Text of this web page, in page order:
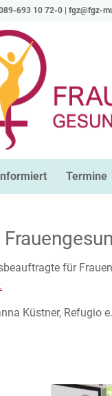
693 10 72-0 | fgz@fgz-
Termine
für
Küstner, Refugio